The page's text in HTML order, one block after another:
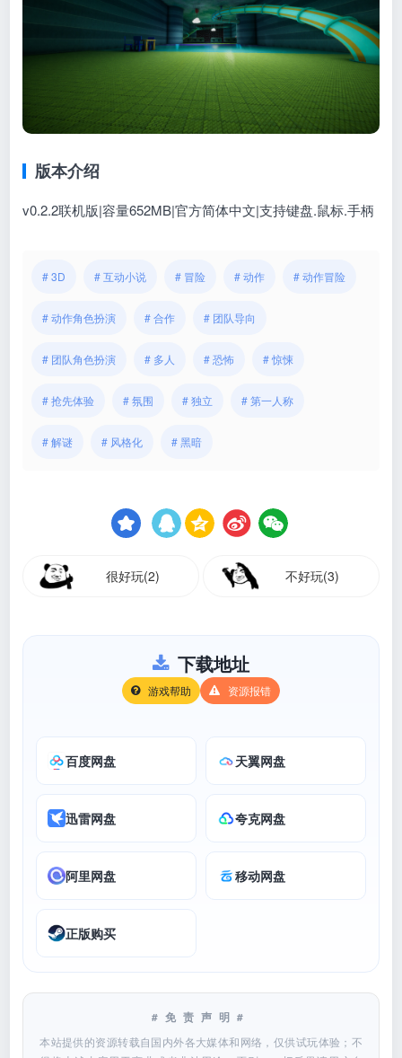
版本介绍
v0.2.2联机版|容量652MB|官方简体中文|支持键盘.鼠标.手柄
# 3D # 互动小说 # 冒险 # 动作 # 动作冒险
# 动作角色扮演 # 合作 # 团队导向
# 团队角色扮演 # 多人 # 恐怖 # 惊悚
# 抢先体验 # 氛围 # 独立 # 第一人称
# 解谜 # 风格化 # 黑暗
很好玩(2) 不好玩(3)
下载地址
游戏帮助 资源报错
百度网盘 天翼网盘
迅雷网盘 夸克网盘
阿里网盘 移动网盘
正版购买
#免责声明#
本站提供的资源转载自国内外各大媒体和网络，仅供试玩体验；不